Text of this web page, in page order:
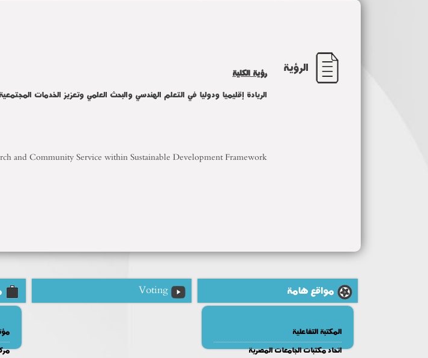
الرؤية
رؤية الكلية
الريادة إقليميا ودوليا في التعلم الهندسي والبحث العلمي وتعزيز الخدمات
and Community Service within Sustainable Development Framework
مواقع هامة
المكتبة التفاعلية
اتحاد مكتبات الجامعات المصرية
Voting